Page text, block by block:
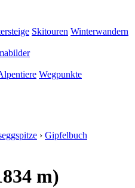
Skitouren Winterwandern
Wegpunkte
› Gipfelbuch
m)